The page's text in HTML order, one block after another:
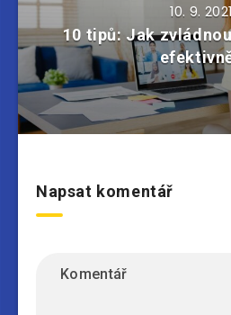
10. 9. 2021
10 tipů: Jak
Napsat komentář